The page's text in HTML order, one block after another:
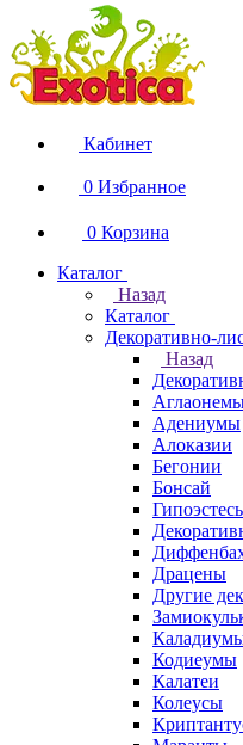
Кабинет
0 Избранное
0 Корзина
Каталог
Назад
Каталог
Декоративно-
Назад
Адениумы
Алоказии
Бегонии
Бонсай
Драцены
Другие
Кодиеумы
Калатеи
Колеусы